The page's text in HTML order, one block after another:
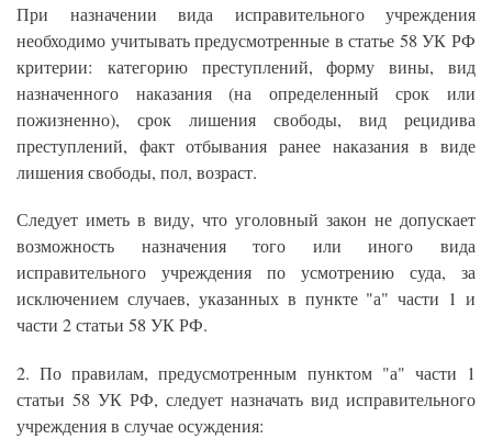
При назначении вида исправительного учреждения
необходимо учитывать предусмотренные в статье 58 УК РФ
критерии: категорию преступлений, форму вины, вид
назначенного наказания (на определенный срок или
пожизненно), срок лишения свободы, вид рецидива
преступлений, факт отбывания ранее наказания в виде
лишения свободы, пол, возраст.
Следует иметь в виду, что уголовный закон не допускает
возможность назначения того или иного вида
исправительного учреждения по усмотрению суда, за
исключением случаев, указанных в пункте "а" части 1 и
части 2 статьи 58 УК РФ.
2. По правилам, предусмотренным пунктом "а" части 1
статьи 58 УК РФ, следует назначать вид исправительного
учреждения в случае осуждения: